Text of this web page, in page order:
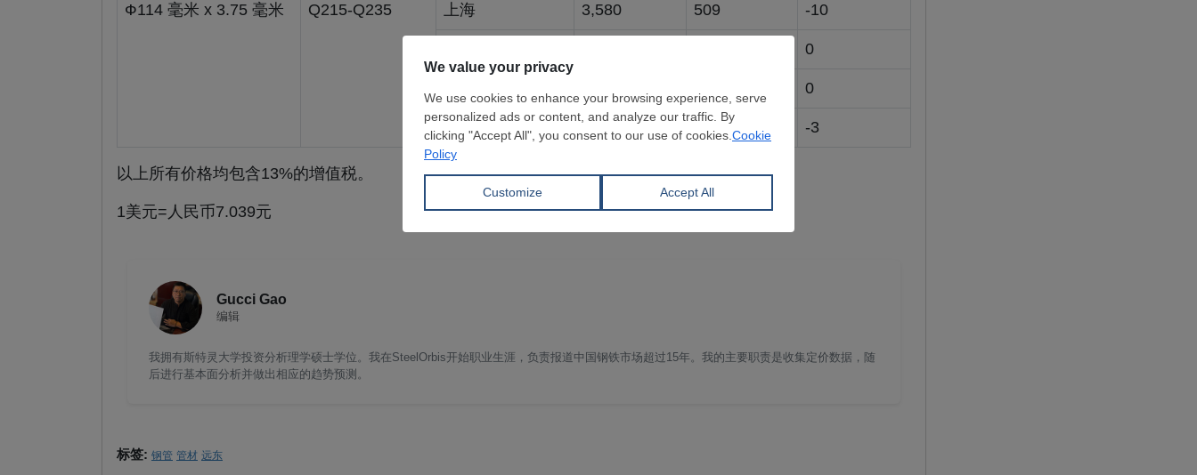
Ф114 毫米 x 3.75 毫米 Q215-Q235 上海 3,580 509 -10
0
0
平均价格 3,560 506 -3
以上所有价格均包含13%的增值税。
1美元=人民币7.039元
Gucci Gao
编辑
我拥有斯特灵大学投资分析理学硕士学位。我在SteelOrbis开始职业生涯，负责报道中国钢铁市场超过15年。我的主要职责是收集定价数据，随
后进行基本面分析并做出相应的趋势预测。
标签: 钢管 管材 远东